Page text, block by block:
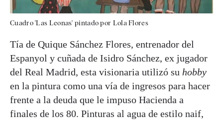
Cuadro 'Las Leonas' pintado por Lola Flores
Tía de Quique Sánchez Flores, entrenador del
Espanyol y cuñada de Isidro Sánchez, ex jugador
del Real Madrid, esta visionaria utilizó su hobby
en la pintura como una vía de ingresos para hacer
frente a la deuda que le impuso Hacienda a
finales de los 80. Pinturas al agua de estilo naif,